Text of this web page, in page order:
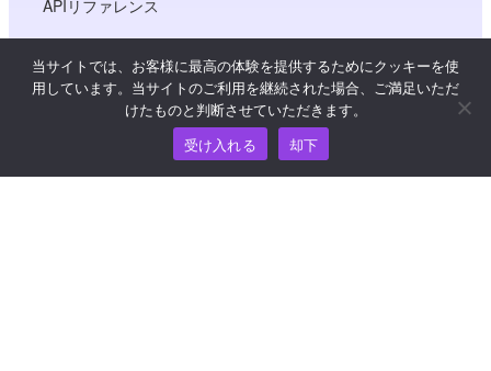
APIリファレンス
JS SDKリファレンス
当サイトでは、お客様に最高の体験を提供するためにクッキーを使
用しています。当サイトのご利用を継続された場合、ご満足いただ
けたものと判断させていただきます。
受け入れる
却下